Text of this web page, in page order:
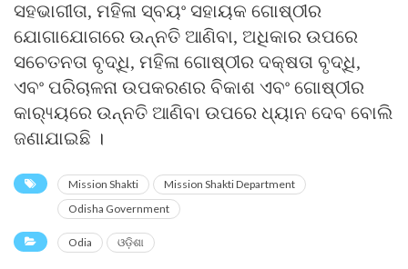
ସହଭାଗୀତା, ମହିଳା ସ୍ବୟଂ ସହାୟକ ଗୋଷ୍ଠୀର
ଯୋଗାଯୋଗରେ ଉନ୍ନତି ଆଣିବା, ଅଧିକାର ଉପରେ
ସଚେତନତା ବୃଦ୍ଧି, ମହିଳା ଗୋଷ୍ଠୀର ଦକ୍ଷତା ବୃଦ୍ଧି,
ଏବଂ ପରିଚାଳନା ଉପକରଣର ବିକାଶ ଏବଂ ଗୋଷ୍ଠୀର
କାର‌୍ୟ୍ୟରେ ଉନ୍ନତି ଆଣିବା ଉପରେ ଧ୍ୟାନ ଦେବ ବୋଲି
ଜଣାଯାଇଛି ।
Mission Shakti
Mission Shakti Department
Odisha Government
Odia ଓଡ଼ିଶା